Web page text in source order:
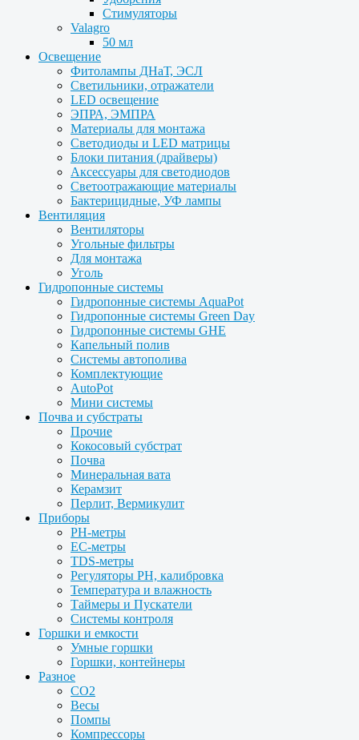
Стимуляторы
Valagro
50 мл
Освещение
Фитолампы ДНаТ, ЭСЛ
Светильники, отражатели
LED освещение
ЭПРА, ЭМПРА
Материалы для монтажа
Светодиоды и LED матрицы
Блоки питания (драйверы)
Аксессуары для светодиодов
Светоотражающие материалы
Бактерицидные, УФ лампы
Вентиляция
Вентиляторы
Угольные фильтры
Для монтажа
Уголь
Гидропонные системы
Гидропонные системы AquaPot
Гидропонные системы Green Day
Гидропонные системы GHE
Капельный полив
Системы автополива
Комплектующие
AutoPot
Мини системы
Почва и субстраты
Прочие
Кокосовый субстрат
Почва
Минеральная вата
Керамзит
Перлит, Вермикулит
Приборы
PH-метры
EC-метры
TDS-метры
Регуляторы PH, калибровка
Температура и влажность
Таймеры и Пускатели
Системы контроля
Горшки и емкости
Умные горшки
Горшки, контейнеры
Разное
CO2
Весы
Помпы
Компрессоры